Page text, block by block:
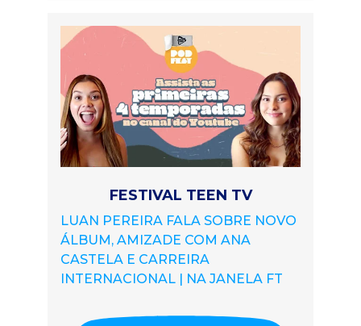
FESTIVAL TEEN TV
LUAN PEREIRA FALA SOBRE NOVO
ÁLBUM, AMIZADE COM ANA
CASTELA E CARREIRA
INTERNACIONAL | NA JANELA FT